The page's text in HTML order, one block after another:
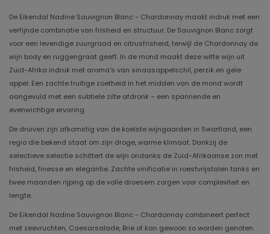
De Eikendal Nadine Sauvignon Blanc - Chardonnay maakt indruk met een
verfijnde combinatie van frisheid en structuur. De Sauvignon Blanc zorgt
voor een levendige zuurgraad en citrusfrisheid, terwijl de Chardonnay de
wijn body en ruggengraat geeft. In de mond maakt deze witte wijn uit
Zuid-Afrika indruk met aroma's van sinaasappelschil, perzik en gele
appel. Een zachte fruitige zoetheid in het midden van de mond wordt
aangevuld met een subtiele zilte afdronk – een spannende en
evenwichtige ervaring.
De druiven zijn afkomstig van de koelste wijngaarden in Swartland, een
regio die bekend staat om zijn droge, warme klimaat. Dankzij de
selectieve selectie schittert de wijn ondanks de Zuid-Afrikaanse zon met
frisheid, finesse en elegantie. Zachte vinificatie in roestvrijstalen tanks en
twee maanden rijping op de volle droesem zorgen voor complexiteit en
lengte.
De Eikendal Nadine Sauvignon Blanc - Chardonnay combineert perfect
met zeevruchten, Caesarsalade, Brie of kan gewoon zo worden genoten.